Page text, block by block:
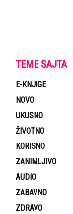
TEME SAJTA
E-KNJIGE
NOVO
UKUSNO
ŽIVOTNO
KORISNO
ZANIMLJIVO
AUDIO
ZABAVNO
ZDRAVO